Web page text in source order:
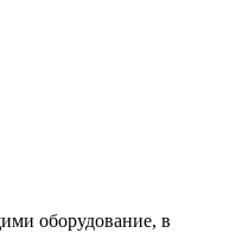
оборудование, в